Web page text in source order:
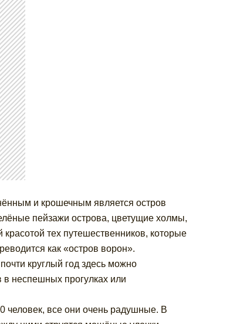
и крошечным является остров
пейзажи острова, цветущие холмы,
тех путешественников, которые
как «остров ворон».
круглый год здесь можно
в неспешных прогулках или
человек, все они очень радушные. В